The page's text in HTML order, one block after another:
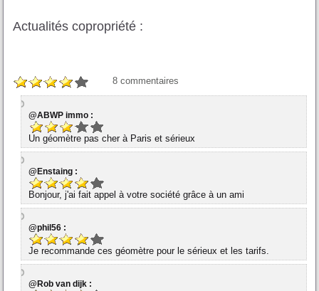
Actualités copropriété :
8 commentaires
@ABWP immo :
Un géomètre pas cher à Paris et sérieux
@Enstaing :
Bonjour, j'ai fait appel à votre société grâce à un ami
@phil56 :
Je recommande ces géomètre pour le sérieux et les tarifs.
@Rob van dijk :